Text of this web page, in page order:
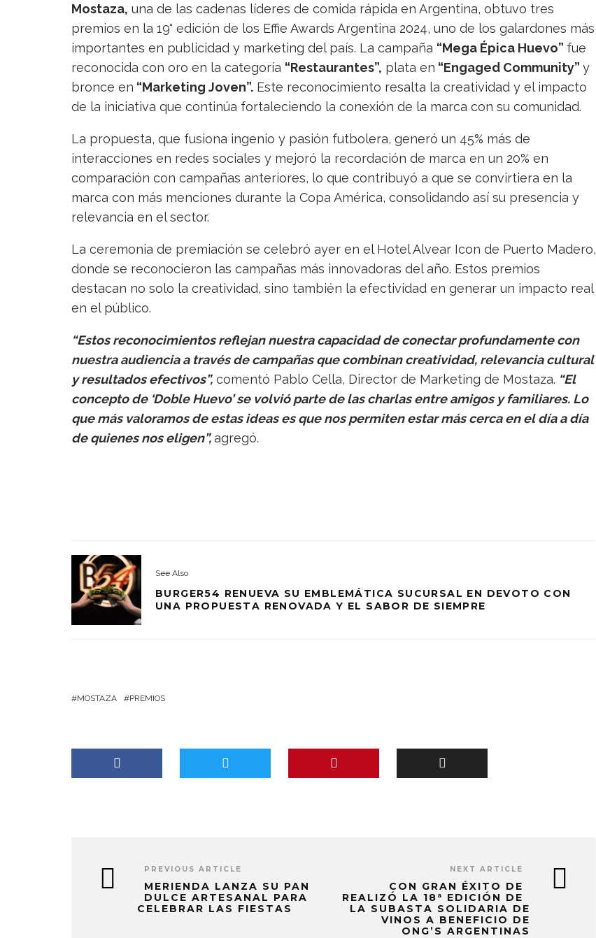
Mostaza, una de las cadenas líderes de comida rápida en Argentina, obtuvo tres
premios en la 19° edición de los Effie Awards Argentina 2024, uno de los galardones más
importantes en publicidad y marketing del país. La campaña “Mega Épica Huevo” fue
reconocida con oro en la categoría “Restaurantes”, plata en “Engaged Community” y
bronce en “Marketing Joven”. Este reconocimiento resalta la creatividad y el impacto
de la iniciativa que continúa fortaleciendo la conexión de la marca con su comunidad.
La propuesta, que fusiona ingenio y pasión futbolera, generó un 45% más de
interacciones en redes sociales y mejoró la recordación de marca en un 20% en
comparación con campañas anteriores, lo que contribuyó a que se convirtiera en la
marca con más menciones durante la Copa América, consolidando así su presencia y
relevancia en el sector.
La ceremonia de premiación se celebró ayer en el Hotel Alvear Icon de Puerto Madero,
donde se reconocieron las campañas más innovadoras del año. Estos premios
destacan no solo la creatividad, sino también la efectividad en generar un impacto real
en el público.
“Estos reconocimientos reflejan nuestra capacidad de conectar profundamente con
nuestra audiencia a través de campañas que combinan creatividad, relevancia cultural
y resultados efectivos”, comentó Pablo Cella, Director de Marketing de Mostaza. “El
concepto de ‘Doble Huevo’ se volvió parte de las charlas entre amigos y familiares. Lo
que más valoramos de estas ideas es que nos permiten estar más cerca en el día a día
de quienes nos eligen”,agregó.
See Also
BURGER54 RENUEVA SU EMBLEMÁTICA SUCURSAL EN DEVOTO CON
UNA PROPUESTA RENOVADA Y EL SABOR DE SIEMPRE
MOSTAZA PREMIOS
PREVIOUS ARTICLE
MERIENDA LANZA SU PAN
DULCE ARTESANAL PARA
CELEBRAR LAS FIESTAS
NEXT ARTICLE
CON GRAN ÉXITO DE
REALIZÓ LA 18ª EDICIÓN DE
LA SUBASTA SOLIDARIA DE
VINOS A BENEFICIO DE
ONG’S ARGENTINAS